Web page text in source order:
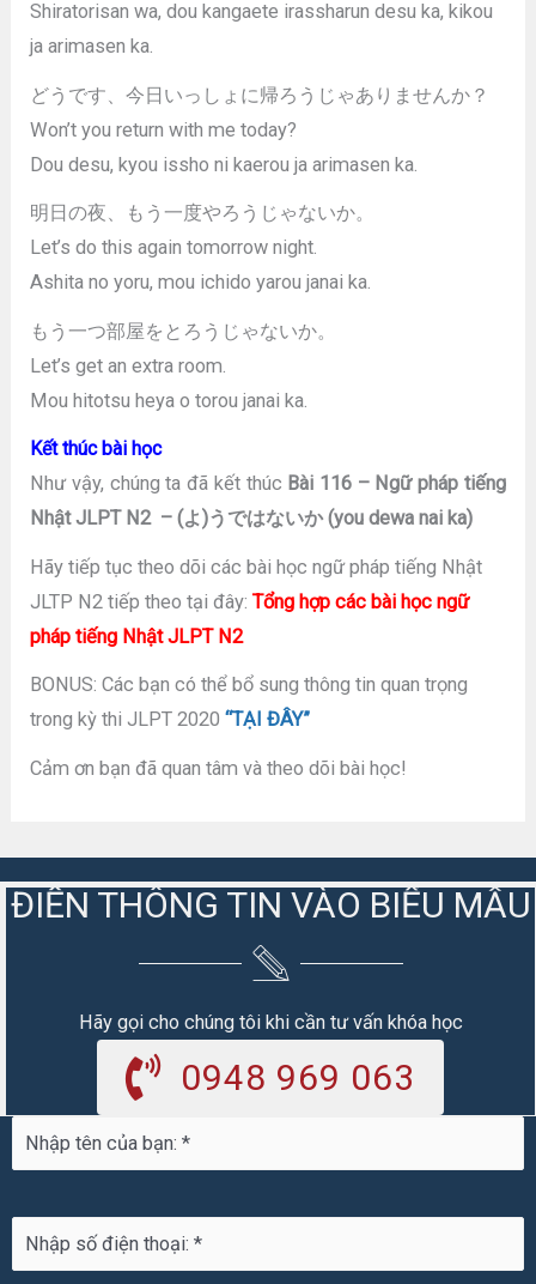
Shiratorisan wa, dou kangaete irassharun desu ka, kikou
ja arimasen ka.
どうです、今日いっしょに帰ろうじゃありませんか？
Won’t you return with me today?
Dou desu, kyou issho ni kaerou ja arimasen ka.
明日の夜、もう一度やろうじゃないか。
Let’s do this again tomorrow night.
Ashita no yoru, mou ichido yarou janai ka.
もう一つ部屋をとろうじゃないか。
Let’s get an extra room.
Mou hitotsu heya o torou janai ka.
Kết thúc bài học
Như vậy, chúng ta đã kết thúc Bài 116 – Ngữ pháp tiếng
Nhật JLPT N2 – (よ)うではないか (you dewa nai ka)
Hãy tiếp tục theo dõi các bài học ngữ pháp tiếng Nhật
JLTP N2 tiếp theo tại đây:Tổng hợp các bài học ngữ
pháp tiếng Nhật JLPT N2
BONUS: Các bạn có thể bổ sung thông tin quan trọng
trong kỳ thi JLPT 2020“TẠI ĐÂY”
Cảm ơn bạn đã quan tâm và theo dõi bài học!
ĐIỀN THÔNG TIN VÀO BIỂU MẪU
Hãy gọi cho chúng tôi khi cần tư vấn khóa học
0948 969 063